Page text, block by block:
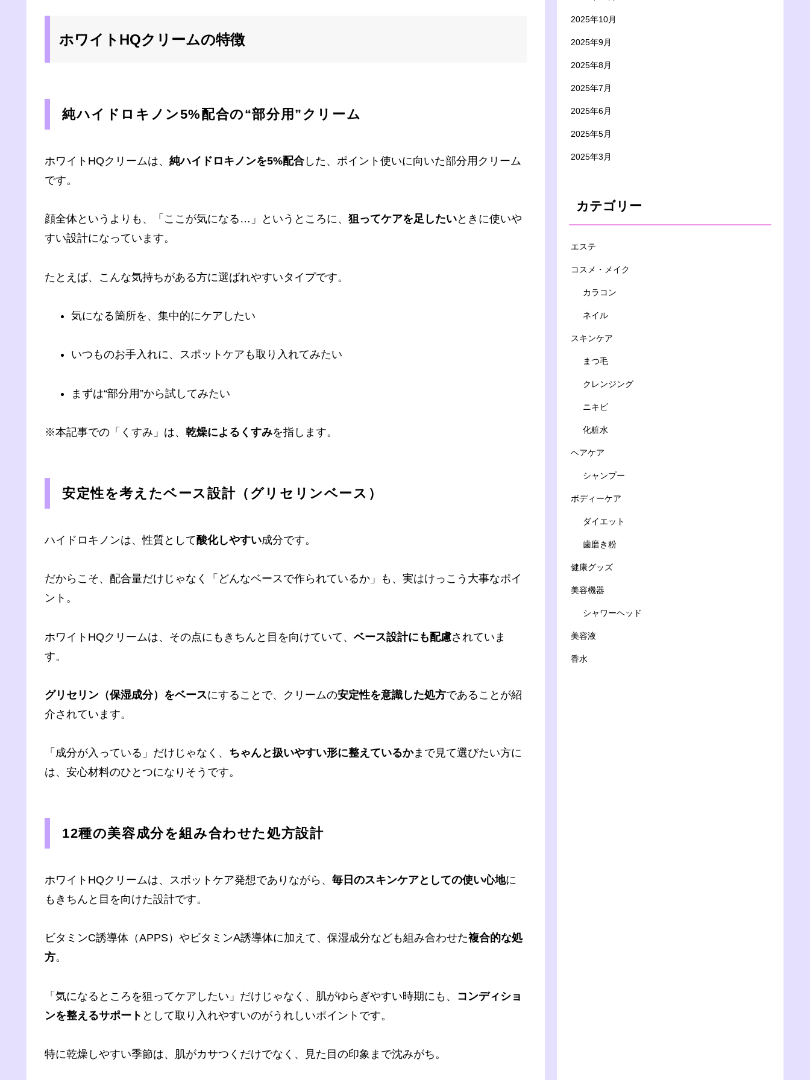
ホワイトHQクリームの特徴
純ハイドロキノン5%配合の“部分用”クリーム
ホワイトHQクリームは、 純ハイドロキノンを5%配合 した、ポイント使いに向いた部分用クリーム
です。
顔全体というよりも、「ここが気になる…」というところに、 狙ってケアを足したいときに使いや
すい設計になっています。
たとえば、こんな気持ちがある方に選ばれやすいタイプです。
気になる箇所を、集中的にケアしたい
いつものお手入れに、スポットケアも取り入れてみたい
まずは“部分用”から試してみたい
※本記事での「くすみ」は、 乾燥によるくすみを指します。
安定性を考えたベース設計（グリセリンベース）
ハイドロキノンは、性質として酸化しやすい成分です。
だからこそ、配合量だけじゃなく「どんなベースで作られているか」も、実はけっこう大事なポイ
ント。
ホワイトHQクリームは、その点にもきちんと目を向けていて、 ベース設計にも配慮されていま
す。
グリセリン（保湿成分）をベースにすることで、クリームの安定性を意識した処方であることが紹
介されています。
「成分が入っている」だけじゃなく、 ちゃんと扱いやすい形に整えているかまで見て選びたい方に
は、安心材料のひとつになりそうです。
12種の美容成分を組み合わせた処方設計
ホワイトHQクリームは、スポットケア発想でありながら、 毎日のスキンケアとしての使い心地に
もきちんと目を向けた設計です。
ビタミンC誘導体（APPS）やビタミンA誘導体に加えて、保湿成分なども組み合わせた複合的な処
方。
「気になるところを狙ってケアしたい」だけじゃなく、肌がゆらぎやすい時期にも、 コンディショ
ンを整えるサポート として取り入れやすいのがうれしいポイントです。
特に乾燥しやすい季節は、肌がカサつくだけでなく、見た目の印象まで沈みがち。
2025年10月
2025年9月
2025年8月
2025年7月
2025年6月
2025年5月
2025年3月
カテゴリー
エステ
コスメ・メイク
カラコン
ネイル
スキンケア
まつ毛
クレンジング
ニキビ
化粧水
ヘアケア
シャンプー
ボディーケア
ダイエット
歯磨き粉
健康グッズ
美容機器
シャワーヘッド
美容液
香水